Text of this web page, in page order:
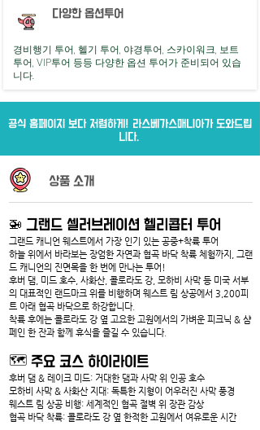
다양한 옵션투어
​경비행기 투어, 헬기 투어, 야경투어, 스카이워크, 보트
투어, VIP투어 등등 다양한 옵션 투어가 준비되어 있습
니다.
공식 홈페이지 보다 저렴하게! 라스베가스매니아가 도와드립
니다.
상품 소개
🚁 그랜드 셀러브레이션 헬리콥터 투어
그랜드 캐니언 웨스트에서 가장 인기 있는 공중+착륙 투어
하늘 위에서 바라보는 장엄한 자연과 협곡 바닥 착륙 체험까지, 그랜
드 캐니언의 진면목을 한 번에 만나는 투어!
후버 댐, 미드 호수, 사화산, 콜로라도 강, 모하비 사막 등 미국 서부
의 대표적인 랜드마크 위를 비행하며 웨스트 림 상공에서 3,200피
트 아래 협곡 바닥으로 하강합니다.
착륙 후에는 콜로라도 강 옆 고요한 고원에서의 가벼운 피크닉 & 샴
페인 한 잔과 함께 휴식을 즐길 수 있습니다.
🗺️ 주요 코스 하이라이트
후버 댐 & 레이크 미드: 거대한 댐과 사막 위 인공 호수
모하비 사막 & 사화산 지대: 독특한 지형이 어우러진 사막 풍경
웨스트 림 상공 비행: 세계적인 협곡 절벽 위 장관 감상
협곡 바닥 착륙: 콜로라도 강 옆 한적한 고원에서 여유로운 시간